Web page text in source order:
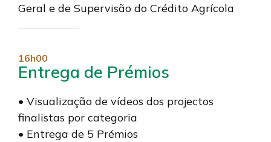
Geral e de Supervisão do Crédito Agrícola
16h00
Entrega de Prémios
• Visualização de vídeos dos projectos
finalistas por categoria
• Entrega de 5 Prémios